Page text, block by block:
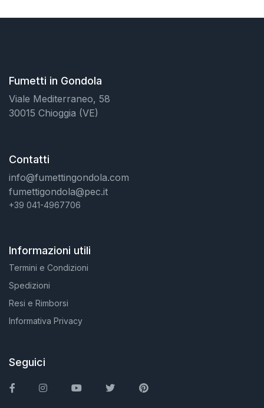
Fumetti in Gondola
Viale Mediterraneo, 58
30015 Chioggia (VE)
Contatti
info@fumettingondola.com
fumettigondola@pec.it
+39 041-4967706
Informazioni utili
Termini e Condizioni
Spedizioni
Resi e Rimborsi
Informativa Privacy
Seguici
FacebookInstagramYou TubeTwitter Pinterest